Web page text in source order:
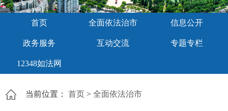
首页 全面依法治市 信息公开
政务服务 互动交流 专题专栏
12348如法网
当前位置： 首页 > 全面依法治市